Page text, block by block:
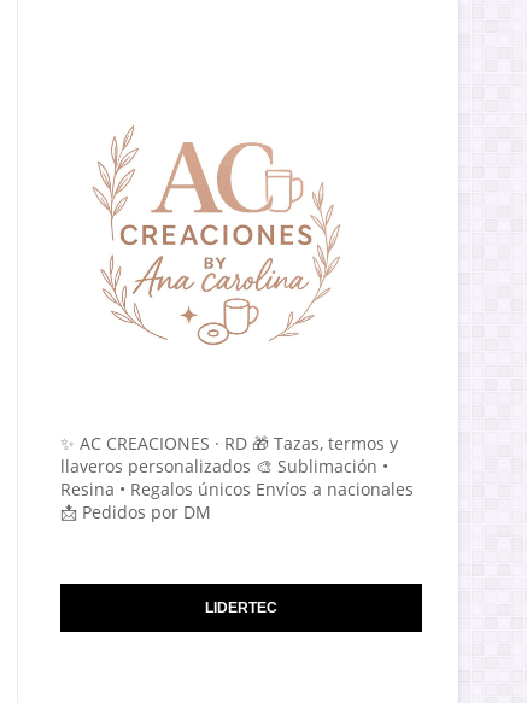
✨ AC CREACIONES · RD 🎁 Tazas, termos y
llaveros personalizados 🎨 Sublimación •
Resina • Regalos únicos Envíos a nacionales
📩 Pedidos por DM
LIDERTEC